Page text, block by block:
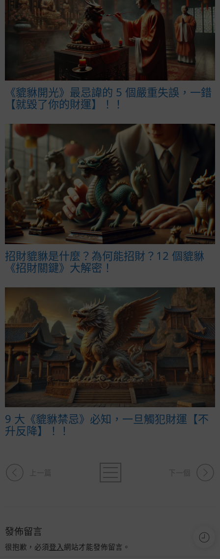
《貔貅開光》最忌諱的 5 個嚴重失誤，一錯
【就毀了你的財運】！！
招財貔貅是什麼？為何能招財？12 個貔貅
《招財關鍵》大解密！
9 大《貔貅禁忌》必知，一旦觸犯財運【不
升反降】！！
上一篇 下一個
發佈留言
很抱歉，必須登入網站才能發佈留言。